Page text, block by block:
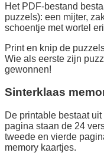
Het PDF-bestand
puzzels): een mijter,
schoentje met wortel
Print en knip de
Wie als eerste zijn
gewonnen!
Sinterklaas
De printable bestaat
pagina staan de 24
tweede en vierde
memory kaartjes.